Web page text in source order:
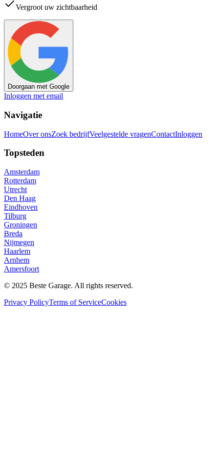
Vergroot uw zichtbaarheid
Doorgaan met Google
Inloggen met email
Navigatie
HomeOver onsZoek bedrijfVeelgestelde vragenContactInloggen
Topsteden
Amsterdam
Rotterdam
Utrecht
Den Haag
Eindhoven
Tilburg
Groningen
Breda
Nijmegen
Haarlem
Arnhem
Amersfoort
© 2025 Beste Garage. All rights reserved.
Privacy PolicyTerms of ServiceCookies